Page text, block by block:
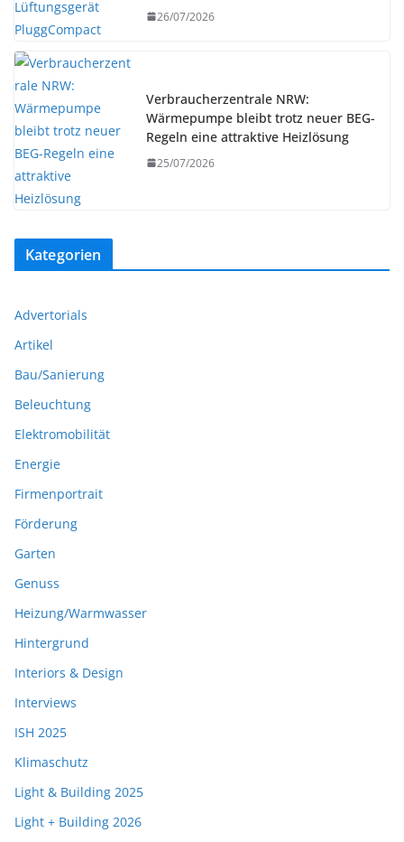
26/07/2026
Verbraucherzentrale NRW:
Wärmepumpe bleibt trotz neuer BEG-
Regeln eine attraktive Heizlösung
25/07/2026
Kategorien
Advertorials
Artikel
Bau/Sanierung
Beleuchtung
Elektromobilität
Energie
Firmenportrait
Förderung
Garten
Genuss
Heizung/Warmwasser
Hintergrund
Interiors & Design
Interviews
ISH 2025
Klimaschutz
Light & Building 2025
Light + Building 2026